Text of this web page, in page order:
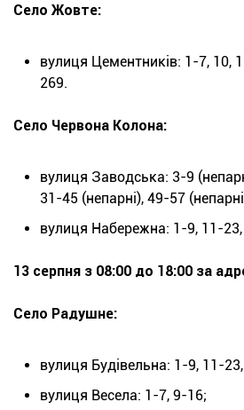
Село Жовте:
вулиця Цементників: 1-7, 10,
269.
Село Червона Колона:
вулиця Заводська: 3-9
31-45 (непарні), 49-57
вулиця Набережна: 1-9, 11-
13 серпня з 08:00 до 18:00 за
Село Радушне:
вулиця Будівельна: 1-9, 11-
вулиця Весела: 1-7, 9-16;